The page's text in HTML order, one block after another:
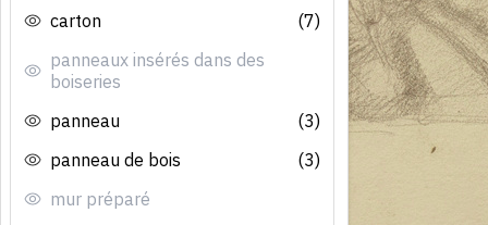
carton
(7)
panneaux insérés dans des
boiseries
panneau
(3)
panneau de bois
(3)
mur préparé